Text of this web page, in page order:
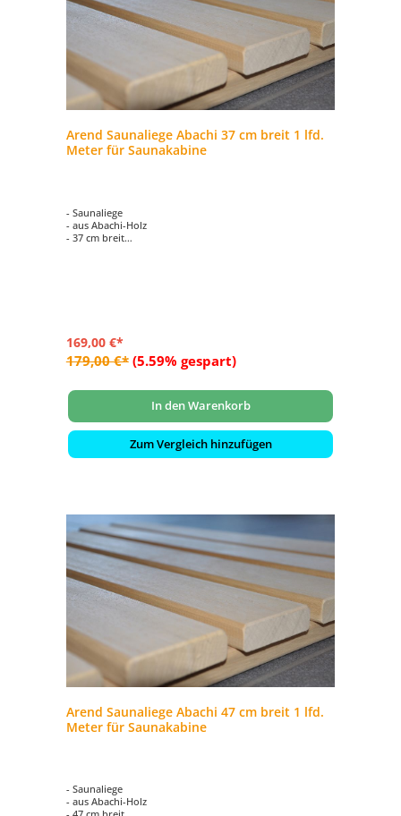
Arend Saunaliege Abachi 37 cm breit 1 lfd.
Meter für Saunakabine
- Saunaliege
- aus Abachi-Holz
- 37 cm breit
169,00 €*
179,00 €* (5.59% gespart)
In den Warenkorb
Zum Vergleich hinzufügen
Arend Saunaliege Abachi 47 cm breit 1 lfd.
Meter für Saunakabine
- Saunaliege
- aus Abachi-Holz